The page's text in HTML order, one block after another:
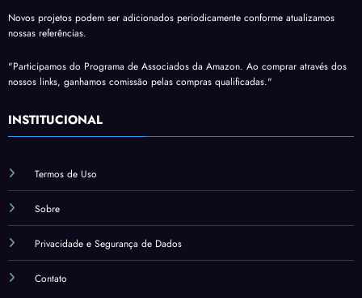
Novos projetos podem ser adicionados periodicamente conforme atualizamos
nossas referências.
"Participamos do Programa de Associados da Amazon. Ao comprar através dos
nossos links, ganhamos comissão pelas compras qualificadas."
INSTITUCIONAL
Termos de Uso
Sobre
Privacidade e Segurança de Dados
Contato